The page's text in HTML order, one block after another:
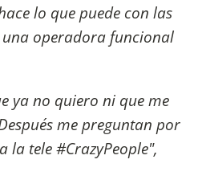
lo que puede con las
una operadora funcional
ya no quiero ni que me
me preguntan por
la tele #CrazyPeople",